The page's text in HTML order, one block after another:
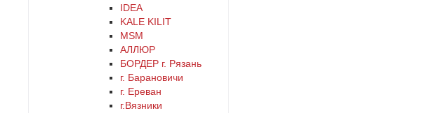
IDEA
KALE KILIT
MSM
АЛЛЮР
БОРДЕР г. Рязань
г. Барановичи
г. Ереван
г.Вязники